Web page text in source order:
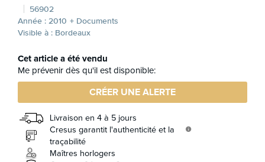
56902
Année : 2010 + Documents
Visible à : Bordeaux
Cet article a été vendu
Me prévenir dès qu'il est disponible:
CRÉER UNE ALERTE
Livraison en 4 à 5 jours
Cresus garantit l'authenticité et la
traçabilité
info
Maîtres horlogers